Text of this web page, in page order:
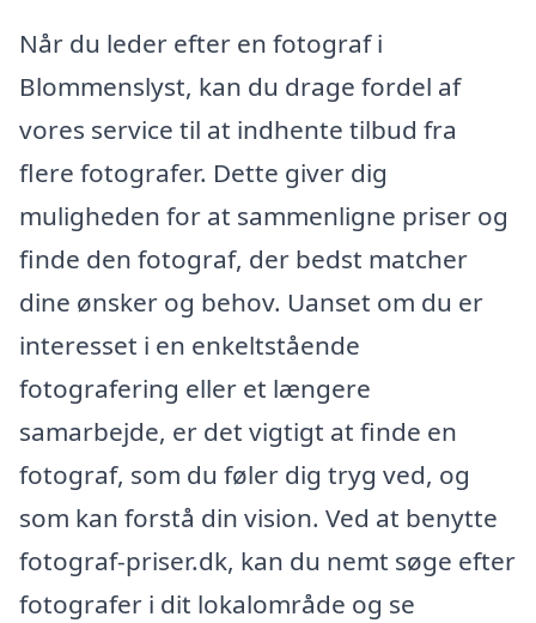
Når du leder efter en fotograf i
Blommenslyst, kan du drage fordel af
vores service til at indhente tilbud fra
flere fotografer. Dette giver dig
muligheden for at sammenligne priser og
finde den fotograf, der bedst matcher
dine ønsker og behov. Uanset om du er
interesset i en enkeltstående
fotografering eller et længere
samarbejde, er det vigtigt at finde en
fotograf, som du føler dig tryg ved, og
som kan forstå din vision. Ved at benytte
fotograf-priser.dk, kan du nemt søge efter
fotografer i dit lokalområde og se